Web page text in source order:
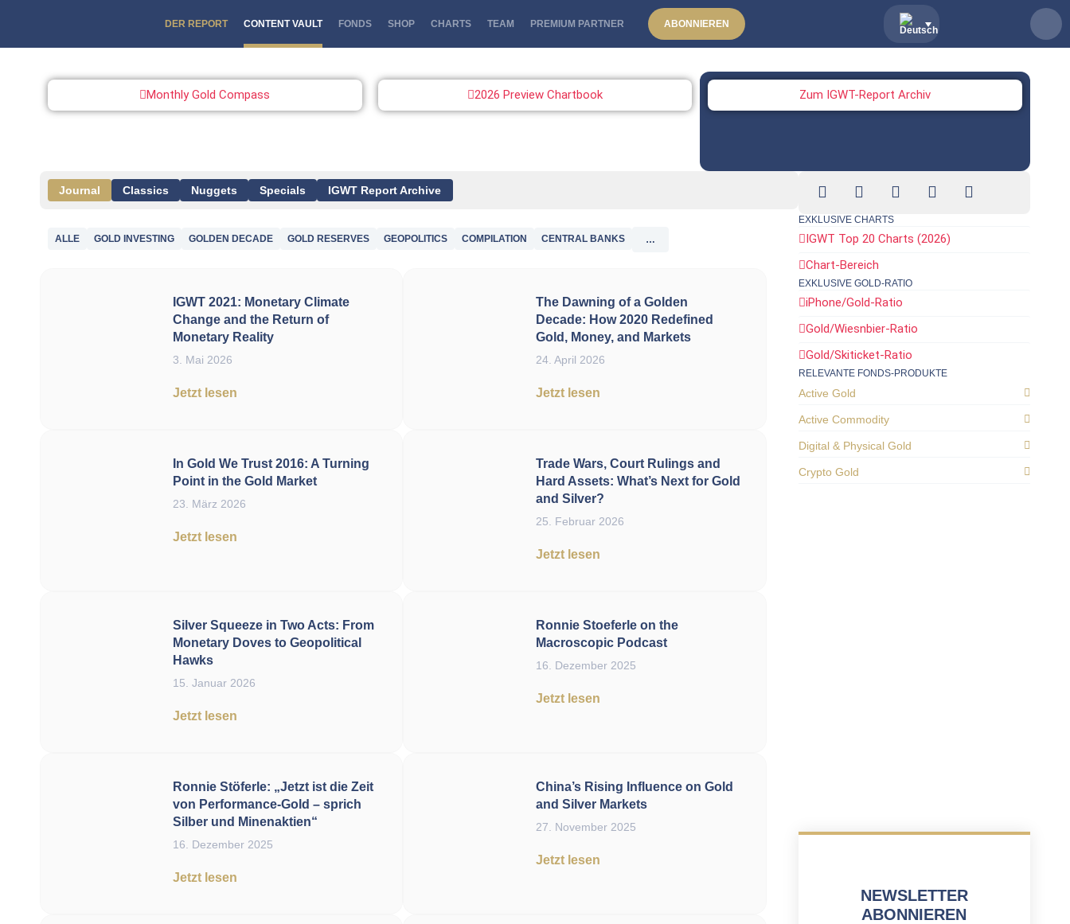
DER REPORT CONTENT VAULT FONDS SHOP CHARTS TEAM PREMIUM PARTNER ABONNIEREN
Monthly Gold Compass 2026 Preview Chartbook Zum IGWT-Report Archiv
Journal Classics Nuggets Specials IGWT Report Archive
ALLE GOLD INVESTING GOLDEN DECADE GOLD RESERVES GEOPOLITICS COMPILATION CENTRAL BANKS …
IGWT 2021: Monetary Climate
Change and the Return of
Monetary Reality
3. Mai 2026
Jetzt lesen
The Dawning of a Golden
Decade: How 2020 Redefined
Gold, Money, and Markets
24. April 2026
Jetzt lesen
In Gold We Trust 2016: A Turning
Point in the Gold Market
23. März 2026
Jetzt lesen
Trade Wars, Court Rulings and
Hard Assets: What’s Next for Gold
and Silver?
25. Februar 2026
Jetzt lesen
Silver Squeeze in Two Acts: From
Monetary Doves to Geopolitical
Hawks
15. Januar 2026
Jetzt lesen
Ronnie Stoeferle on the
Macroscopic Podcast
16. Dezember 2025
Jetzt lesen
Ronnie Stöferle: „Jetzt ist die Zeit
von Performance-Gold – sprich
Silber und Minenaktien“
16. Dezember 2025
Jetzt lesen
China’s Rising Influence on Gold
and Silver Markets
27. November 2025
Jetzt lesen
EXKLUSIVE CHARTS
IGWT Top 20 Charts (2026)
Chart-Bereich
EXKLUSIVE GOLD-RATIO
iPhone/Gold-Ratio
Gold/Wiesnbier-Ratio
Gold/Skiticket-Ratio
RELEVANTE FONDS-PRODUKTE
Active Gold
Active Commodity
Digital & Physical Gold
Crypto Gold
NEWSLETTER
ABONNIEREN